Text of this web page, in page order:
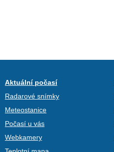
Aktuální počasí
Radarové snímky
Meteostanice
Počasí u vás
Webkamery